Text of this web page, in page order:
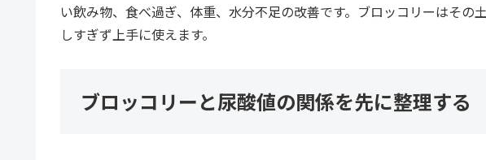
い飲み物、食べ過ぎ、体重、水分不足の改善です。ブロッコリーはその
しすぎず上手に使えます。
ブロッコリーと尿酸値の関係を先に整理する